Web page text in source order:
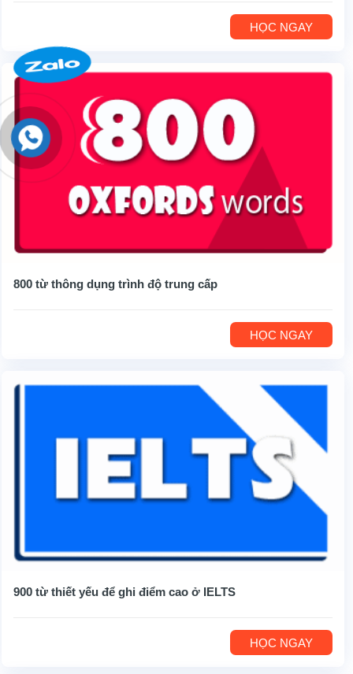
HỌC NGAY
800 từ thông dụng trình độ trung cấp
HỌC NGAY
900 từ thiết yếu để ghi điểm cao ở IELTS
HỌC NGAY